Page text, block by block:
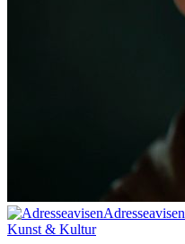
Adresseavisen
Kunst & Kultur